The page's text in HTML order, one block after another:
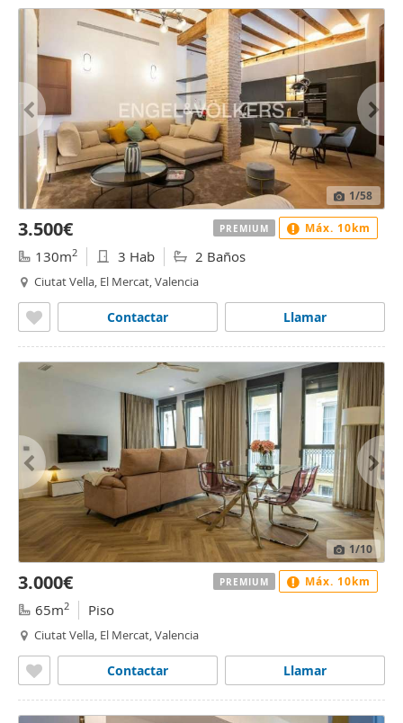
1/58
3.500€
130m2 3 Hab 2 Baños
Ciutat Vella, El Mercat, Valencia
Llamar
Contactar
PREMIUM Máx. 10km
1/10
3.000€
65m2 Piso
Ciutat Vella, El Mercat, Valencia
Llamar
Contactar
PREMIUM Máx. 10km